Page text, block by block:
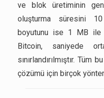
ve blok üretiminin
oluşturma süresini
boyutunu ise 1 MB ile
Bitcoin, saniyede
sınırlandırılmıştır. Tüm
çözümü için birçok